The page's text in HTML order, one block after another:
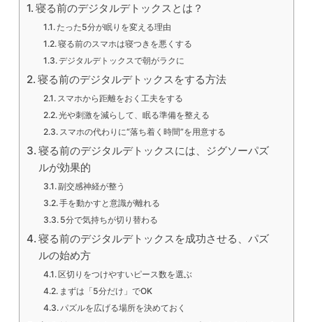
寝る前のデジタルデトックスとは？
たった5分が眠りを変える理由
寝る前のスマホは寝つきを悪くする
デジタルデトックスで朝がラクに
寝る前のデジタルデトックスをする方法
スマホから距離をおく工夫をする
光や刺激を減らして、眠る準備を整える
スマホの代わりに“落ち着く時間”を用意する
寝る前のデジタルデトックスには、ジグソーパズ
ルが効果的
副交感神経が整う
手を動かすと意識が離れる
5分で気持ちが切り替わる
寝る前のデジタルデトックスを成功させる、パズ
ルの始め方
区切りをつけやすいピース数を選ぶ
まずは「5分だけ」でOK
パズルを広げる場所を決めておく